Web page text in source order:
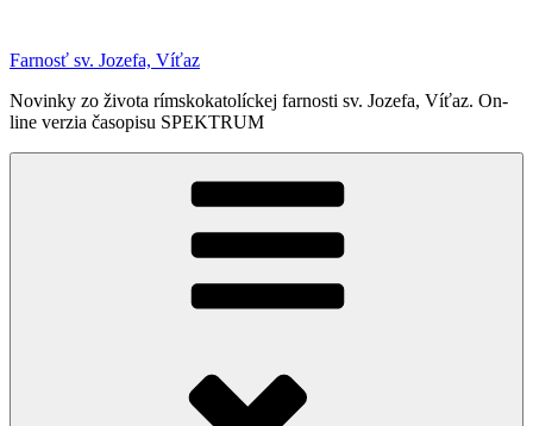
obsah
Farnosť sv. Jozefa, Víťaz
Novinky zo života rímskokatolíckej farnosti sv. Jozefa, Víťaz. On-
line verzia časopisu SPEKTRUM